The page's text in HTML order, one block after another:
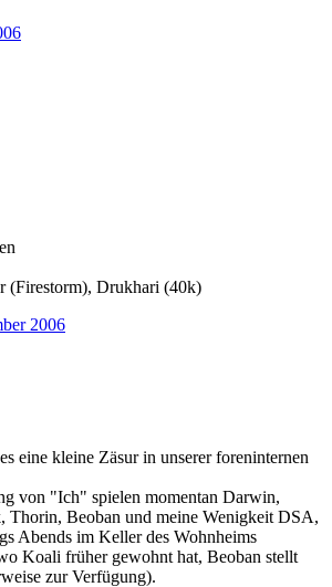
(Firestorm), Drukhari (40k)
2006
eine kleine Zäsur in unserer foreninternen
von "Ich" spielen momentan Darwin,
Thorin, Beoban und meine Wenigkeit DSA,
Abends im Keller des Wohnheims
Koali früher gewohnt hat, Beoban stellt
zur Verfügung).